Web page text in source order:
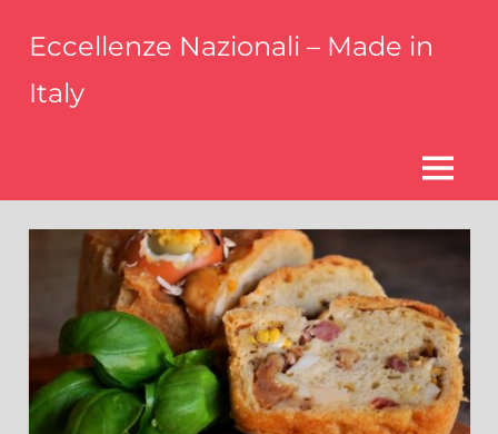
content
Eccellenze Nazionali – Made in
Italy
italiane
MENU